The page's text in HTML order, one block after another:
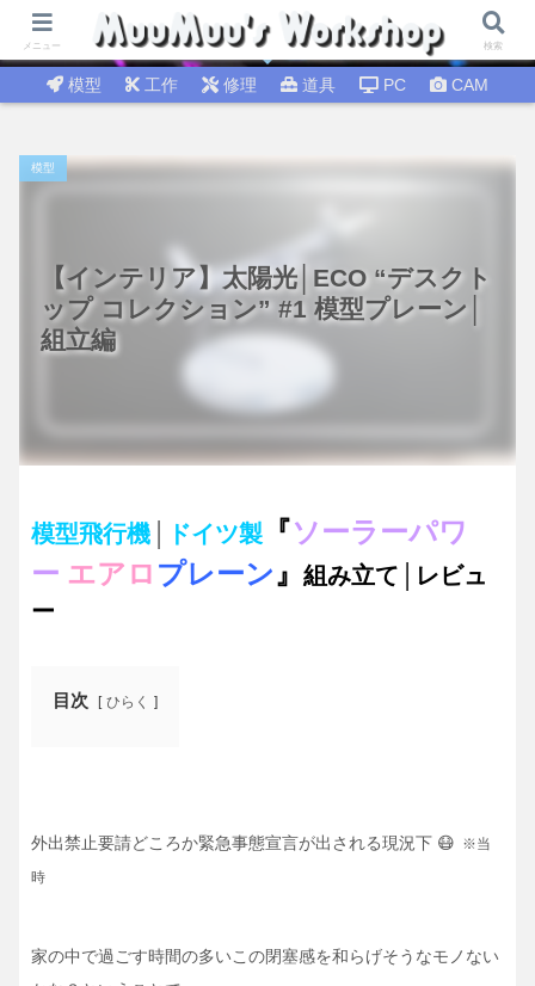
試行錯誤│DIY工作 🛠 DIY修理│温故知新
模型 工作 修理 道具 PC CAM
【インテリア】太陽光│ECO “デスクト
ップ コレクション” #1 模型プレーン│
組立編
模型
模型飛行機 ドイツ製 『ソーラーパワ
ー エアロ プレーン』 組み立て│レビュ
ー
目次 ひらく
外出禁止要請どころか緊急事態宣言が出される現況下 😷 ※当
時
家の中で過ごす時間の多いこの閉塞感を和らげそうなモノない
メニュー 検索